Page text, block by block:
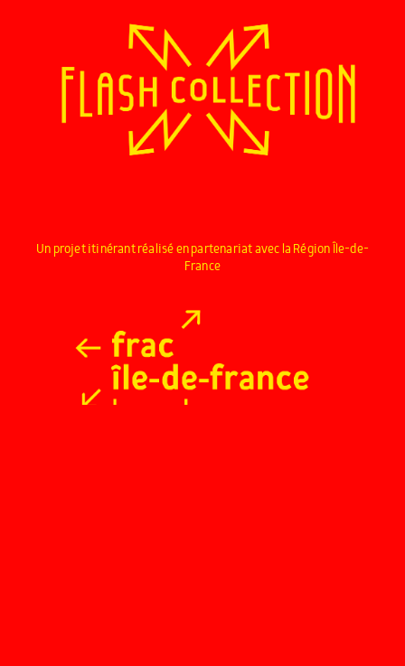
Un projet itinérant réalisé en partenariat avec la Région Île-de-
France